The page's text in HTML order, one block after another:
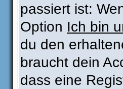
passiert ist:
Option Ich bin
du den
braucht dein
dass eine